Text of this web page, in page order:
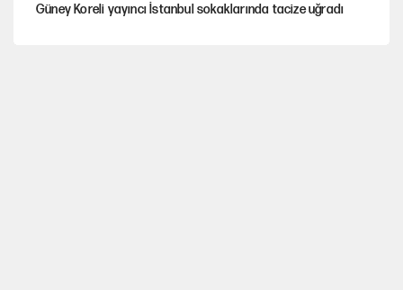
Güney Koreli yayıncı İstanbul sokaklarında tacize uğradı